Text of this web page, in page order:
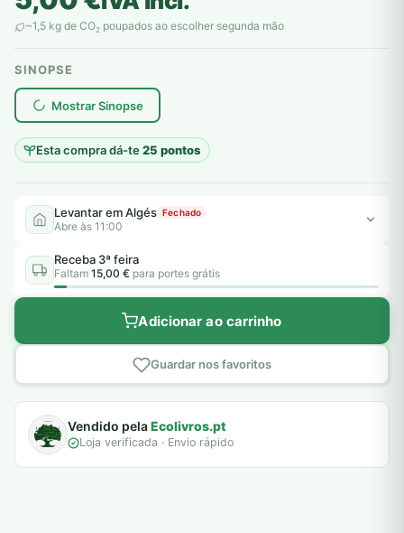
~1,5 kg de CO2 poupados ao escolher segunda mão
SINOPSE
Mostrar Sinopse
Esta compra dá-te25 pontos
plantar árvores reais
Levantar em Algés Fechado
Abre às 11:00
Receba 3ª feira
Faltam 15,00 € para portes grátis
Adicionar ao carrinho
Guardar nos favoritos
Vendido pelaEcolivros.pt
Loja verificada · Envio rápido